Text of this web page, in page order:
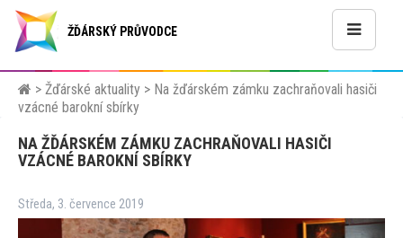
ŽĎÁRSKÝ PRŮVODCE
> Žďárské aktuality > Na žďárském zámku zachraňovali hasiči
vzácné barokní sbírky
NA ŽĎÁRSKÉM ZÁMKU ZACHRAŇOVALI HASIČI
VZÁCNÉ BAROKNÍ SBÍRKY
Středa, 3. července 2019